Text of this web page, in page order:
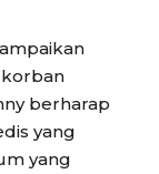
berharap
yang
yang